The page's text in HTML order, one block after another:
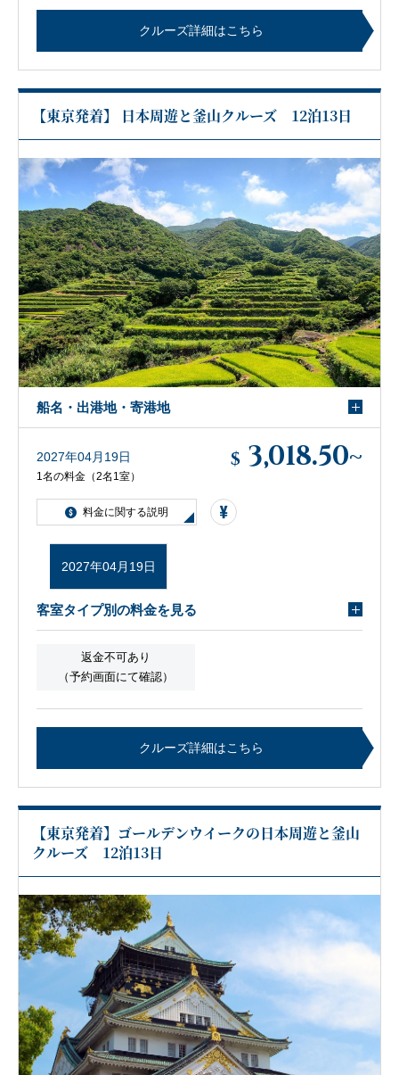
クルーズ詳細はこちら
【東京発着】 日本周遊と釜山クルーズ 12泊13日
船名・出港地・寄港地
2027年04月19日
1名の料金（2名1室）
$ 3,018.50~
料金に関する説明
2027年04月19日
客室タイプ別の料金を見る
返金不可あり
（予約画面にて確認）
クルーズ詳細はこちら
【東京発着】ゴールデンウイークの日本周遊と釜山
クルーズ 12泊13日